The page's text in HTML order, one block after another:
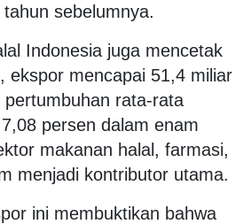
sebelumnya.
Indonesia juga mencetak
ekspor mencapai 51,4 miliar
pertumbuhan rata-rata
persen dalam enam
makanan halal, farmasi,
menjadi kontributor utama.
ini membuktikan bahwa